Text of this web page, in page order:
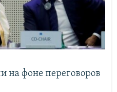
на фоне переговоров